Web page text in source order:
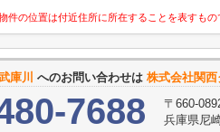
件の位置は付近住所に所在することを表すも
庫川 へのお問い合わせは 株式会社関
7688
〒660-
兵庫県尼